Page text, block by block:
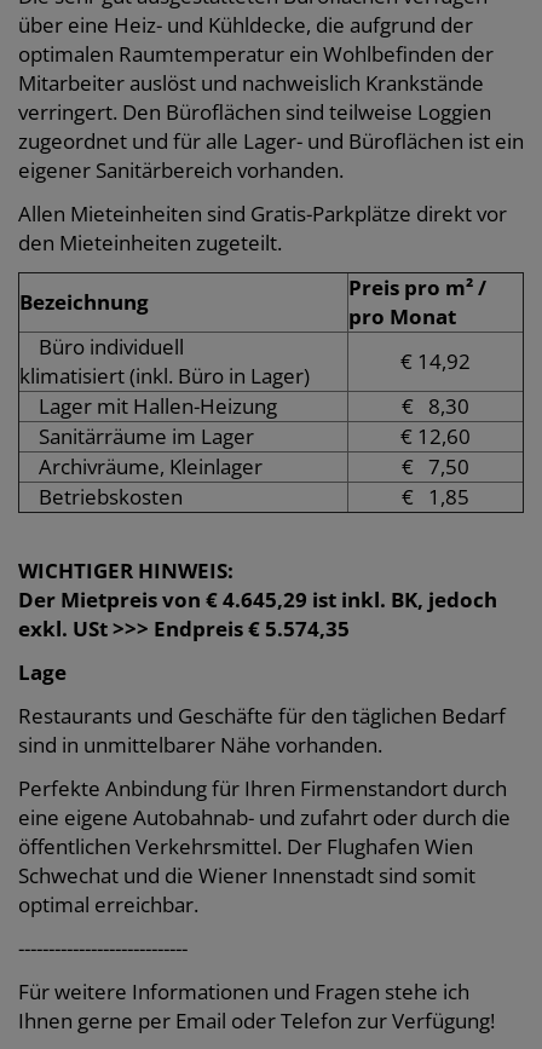
über eine Heiz- und Kühldecke, die aufgrund der
optimalen Raumtemperatur ein Wohlbefinden der
Mitarbeiter auslöst und nachweislich Krankstände
verringert. Den Büroflächen sind teilweise Loggien
zugeordnet und für alle Lager- und Büroflächen ist ein
eigener Sanitärbereich vorhanden.
Allen Mieteinheiten sind Gratis-Parkplätze direkt vor
den Mieteinheiten zugeteilt.
Bezeichnung
Preis pro m² /
pro Monat
Büro individuell
klimatisiert(inkl. Büro in Lager)
€ 14,92
Lager mit Hallen-Heizung
€ 8,30
Sanitärräume im Lager
€ 12,60
Archivräume, Kleinlager
€ 7,50
Betriebskosten
€ 1,85
WICHTIGER HINWEIS:
Der Mietpreis von € 4.645,29 ist inkl. BK, jedoch
exkl. USt >>> Endpreis € 5.574,35
Lage
Restaurants und Geschäfte für den täglichen Bedarf
sind in unmittelbarer Nähe vorhanden.
Perfekte Anbindung für Ihren Firmenstandort durch
eine eigene Autobahnab- und zufahrt oder durch die
öffentlichen Verkehrsmittel. Der Flughafen Wien
Schwechat und die Wiener Innenstadt sind somit
optimal erreichbar.
----------------------------
Für weitere Informationen und Fragen stehe ich
Ihnen gerne per Email oder Telefon zur Verfügung!